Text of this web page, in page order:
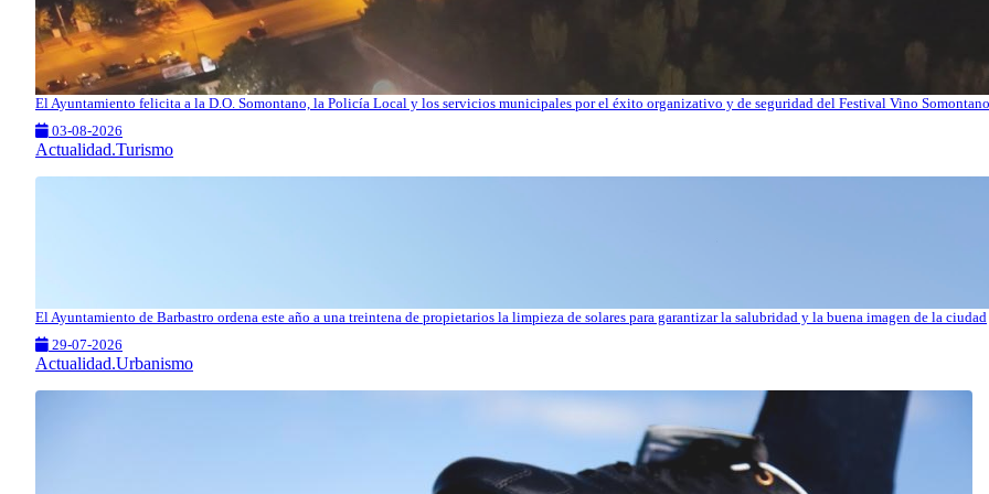
El Ayuntamiento felicita a la D.O. Somontano, la Policía Local y los servicios municipales por el éxito organizativo y de seguridad del Festival Vino Somontano
03-08-2026
Actualidad.Turismo
El Ayuntamiento de Barbastro ordena este año a una treintena de propietarios la limpieza de solares para garantizar la salubridad y la buena imagen de la ciudad
29-07-2026
Actualidad.Urbanismo